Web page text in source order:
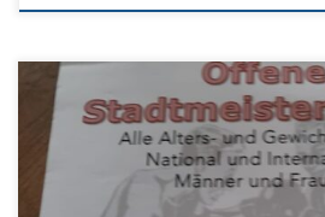
Zum Kirmesfest 2023 in Kevelaer
Stadtmeisterschaftskämpfe in den
ausgetragen! Teilnehmer waren Jonas